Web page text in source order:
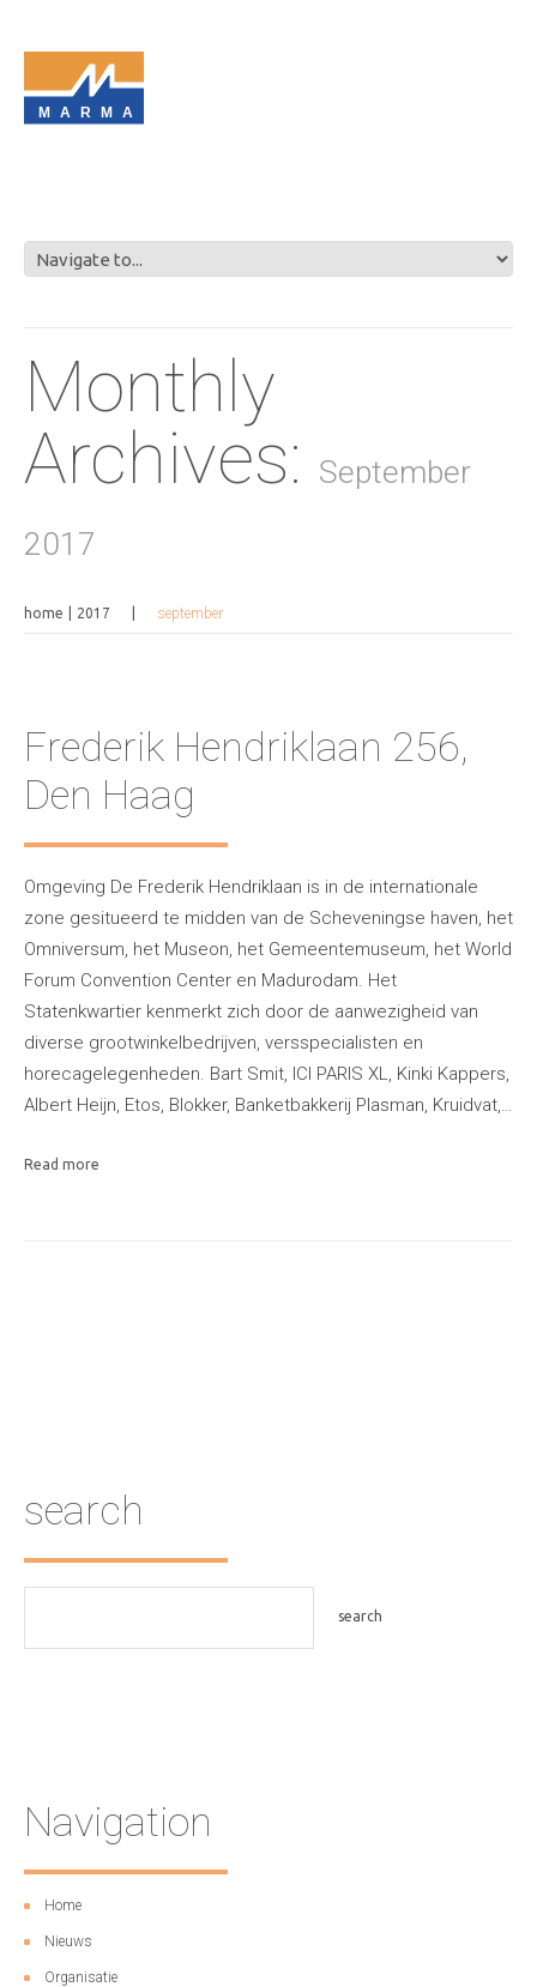
MARMA
Monthly
Archives:
September
2017
home 2017 september
Frederik Hendriklaan 256,
Den Haag
Omgeving De Frederik Hendriklaan is in de internationale
zone gesitueerd te midden van de Scheveningse haven, het
Omniversum, het Museon, het Gemeentemuseum, het World
Forum Convention Center en Madurodam. Het
Statenkwartier kenmerkt zich door de aanwezigheid van
diverse grootwinkelbedrijven, versspecialisten en
horecagelegenheden. Bart Smit, ICI PARIS XL, Kinki Kappers,
Albert Heijn, Etos, Blokker, Banketbakkerij Plasman, Kruidvat,…
Read more
search
Navigation
Home
Nieuws
Organisatie